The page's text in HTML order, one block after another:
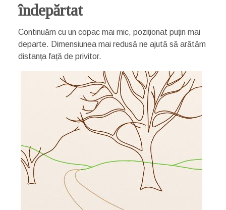
îndepărtat
Continuăm cu un copac mai mic, poziționat puțin mai
departe. Dimensiunea mai redusă ne ajută să arătăm
distanța față de privitor.